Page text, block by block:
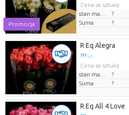
Promocja
Cena za sztukę
?
Suma
?
R Eq Alegra
??? -,--
Cena za sztukę
?
Suma
?
R Eq All 4 Love